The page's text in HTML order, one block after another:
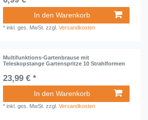
In den Warenkorb
*inkl. ges. MwSt. zzgl.Versandkosten
Multifunktions-Gartenbrause mit
Teleskopstange Gartenspritze 10 Strahlformen
23,99 € *
In den Warenkorb
*inkl. ges. MwSt. zzgl.Versandkosten